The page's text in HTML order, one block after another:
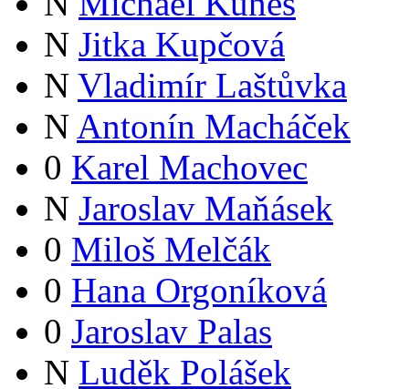
N Jitka Kupčová
N Vladimír Laštůvka
N Antonín Macháček
0 Karel Machovec
N Jaroslav Maňásek
0 Miloš Melčák
0 Hana Orgoníková
0 Jaroslav Palas
N Luděk Polášek